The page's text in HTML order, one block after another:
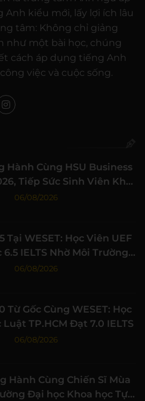
kiểu mới, lấy lợi ích lâu
tâm: Không chỉ giảng
như một bài học, chúng
cách áp dụng tiếng Anh
việc và cuộc sống.
Hành Cùng HSU Business
Tiếp Sức Sinh Viên Khởi
Nghiệp
06/08/2026
Tại WESET: Học Viên UEF
IELTS Nhờ Môi Trường
Tập Chất Lượng
06/08/2026
Từ Gốc Cùng WESET: Học
TP.HCM Đạt 7.0 IELTS
06/08/2026
Hành Cùng Chiến Sĩ Mùa
Đại học Khoa học Tự